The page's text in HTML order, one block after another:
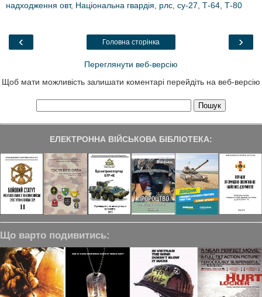
b
k
t
e
g
m
e
надходження овт, Національна гвардія, рлс, су-27, Т-64, Т-80
‹ ›
Головна сторінка
Переглянути веб-версію
Щоб мати можливість залишати коментарі перейдіть на веб-версію
ЕЛЕКТРОННА ВІЙСЬКОВА БІБЛІОТЕКА:
Що варто подивитись: